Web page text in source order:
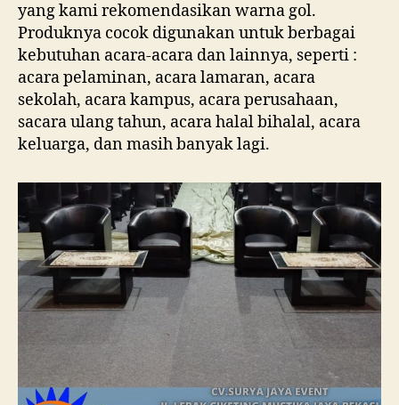
yang kami rekomendasikan warna gol.
Produknya cocok digunakan untuk berbagai
kebutuhan acara-acara dan lainnya, seperti :
acara pelaminan, acara lamaran, acara
sekolah, acara kampus, acara perusahaan,
sacara ulang tahun, acara halal bihalal, acara
keluarga, dan masih banyak lagi.